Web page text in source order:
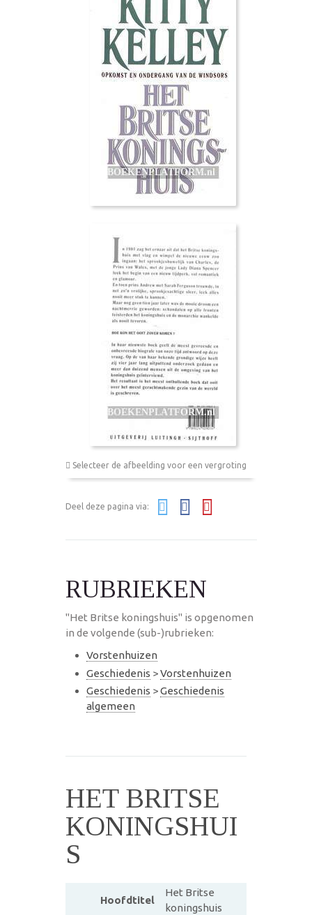
Selecteer de afbeelding voor een vergroting
Deel deze pagina via:
RUBRIEKEN
"Het Britse koningshuis" is opgenomen
in de volgende (sub-)rubrieken:
Vorstenhuizen
Geschiedenis >Vorstenhuizen
Geschiedenis >Geschiedenis
algemeen
HET BRITSE
KONINGSHUI
S
Hoofdtitel
Het Britse
koningshuis